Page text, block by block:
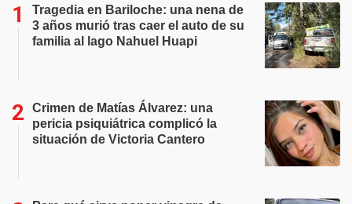
Tragedia en Bariloche: una nena de
3 años murió tras caer el auto de su
familia al lago Nahuel Huapi
Crimen de Matías Álvarez: una
pericia psiquiátrica complicó la
situación de Victoria Cantero